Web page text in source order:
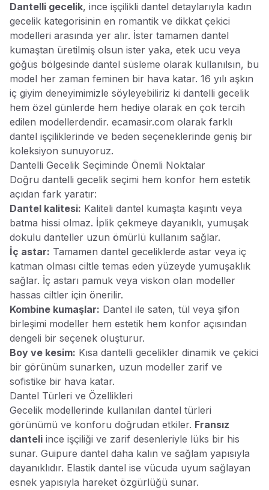
Dantelli gecelik, ince işçilikli dantel detaylarıyla kadın
gecelik kategorisinin en romantik ve dikkat çekici
modelleri arasında yer alır. İster tamamen dantel
kumaştan üretilmiş olsun ister yaka, etek ucu veya
göğüs bölgesinde dantel süsleme olarak kullanılsın, bu
model her zaman feminen bir hava katar. 16 yılı aşkın
iç giyim deneyimimizle söyleyebiliriz ki dantelli gecelik
hem özel günlerde hem hediye olarak en çok tercih
edilen modellerdendir. ecamasir.com olarak farklı
dantel işçiliklerinde ve beden seçeneklerinde geniş bir
koleksiyon sunuyoruz.
Dantelli Gecelik Seçiminde Önemli Noktalar
Doğru dantelli gecelik seçimi hem konfor hem estetik
açıdan fark yaratır:
Dantel kalitesi: Kaliteli dantel kumaşta kaşıntı veya
batma hissi olmaz. İplik çekmeye dayanıklı, yumuşak
dokulu danteller uzun ömürlü kullanım sağlar.
İç astar: Tamamen dantel geceliklerde astar veya iç
katman olması ciltle temas eden yüzeyde yumuşaklık
sağlar. İç astarı pamuk veya viskon olan modeller
hassas ciltler için önerilir.
Kombine kumaşlar: Dantel ile saten, tül veya şifon
birleşimi modeller hem estetik hem konfor açısından
dengeli bir seçenek oluşturur.
Boy ve kesim: Kısa dantelli gecelikler dinamik ve çekici
bir görünüm sunarken, uzun modeller zarif ve
sofistike bir hava katar.
Dantel Türleri ve Özellikleri
Gecelik modellerinde kullanılan dantel türleri
görünümü ve konforu doğrudan etkiler. Fransız
danteli ince işçiliği ve zarif desenleriyle lüks bir his
sunar. Guipure dantel daha kalın ve sağlam yapısıyla
dayanıklıdır. Elastik dantel ise vücuda uyum sağlayan
esnek yapısıyla hareket özgürlüğü sunar.